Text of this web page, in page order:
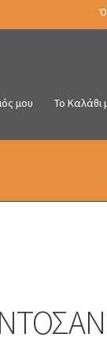
μου Το Καλάθι